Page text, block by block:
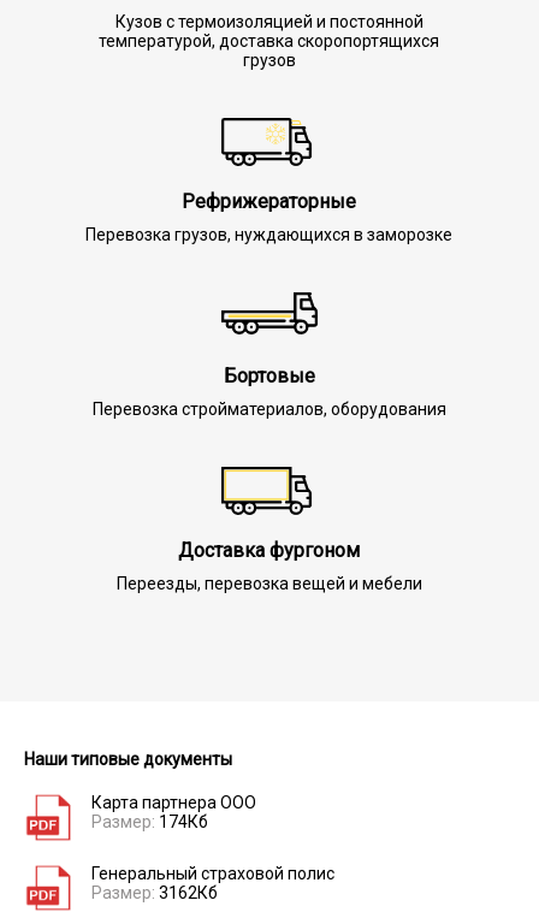
Кузов с термоизоляцией и постоянной
температурой, доставка скоропортящихся
грузов
Рефрижераторные
Перевозка грузов, нуждающихся в заморозке
Бортовые
Перевозка стройматериалов, оборудования
Доставка фургоном
Переезды, перевозка вещей и мебели
Наши типовые документы
Карта партнера ООО
Размер: 174Кб
Генеральный страховой полис
Размер: 3162Кб